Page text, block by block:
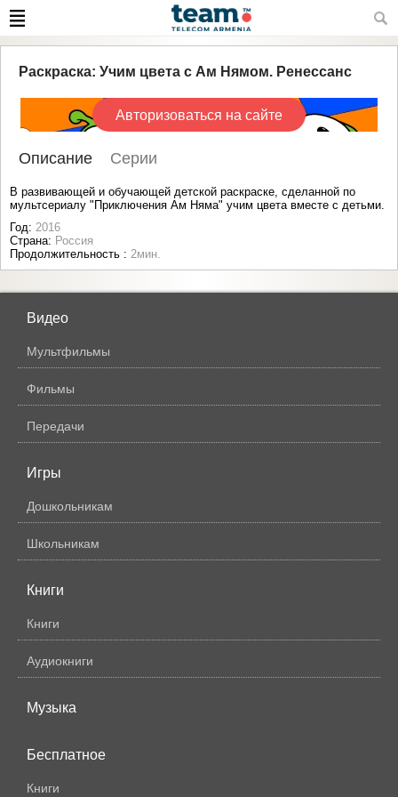
Раскраска: Учим цвета c Ам Нямом. Ренессанс
Авторизоваться на сайте
Описание Серии
В развивающей и обучающей детской раскраске, сделанной по
мультсериалу "Приключения Ам Няма" учим цвета вместе с детьми.
Год: 2016
Страна: Россия
Продолжительность : 2мин.
Видео
Мультфильмы
Фильмы
Передачи
Игры
Дошкольникам
Школьникам
Книги
Книги
Аудиокниги
Музыка
Бесплатное
Книги